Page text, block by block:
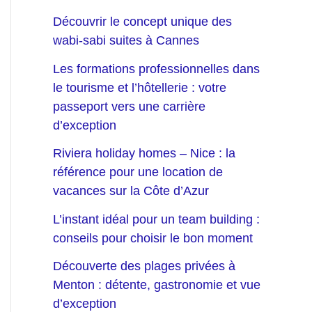
Découvrir le concept unique des
wabi-sabi suites à Cannes
Les formations professionnelles dans
le tourisme et l’hôtellerie : votre
passeport vers une carrière
d’exception
Riviera holiday homes – Nice : la
référence pour une location de
vacances sur la Côte d’Azur
L’instant idéal pour un team building :
conseils pour choisir le bon moment
Découverte des plages privées à
Menton : détente, gastronomie et vue
d’exception